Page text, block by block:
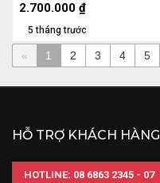
5 tháng trước
2.700.000 ₫
« 1 2 3 4 5
HỖ TRỢ KHÁCH HÀNG
HOTLINE: 08 6863 2345 - 07